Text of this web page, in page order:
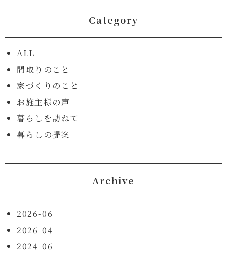
Category
ALL
間取りのこと
家づくりのこと
お施主様の声
暮らしを訪ねて
暮らしの提案
Archive
2026-06
2026-04
2024-06